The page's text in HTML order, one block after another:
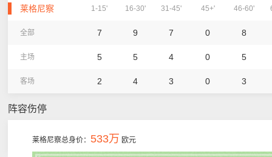
莱格尼察 1-15' 16-30' 31-45' 45+' 46-60'
全部 7 9 7 0 8
主场 5 5 4 0 5
客场 2 4 3 0 3
阵容伤停
莱格尼察总身价： 533万 欧元